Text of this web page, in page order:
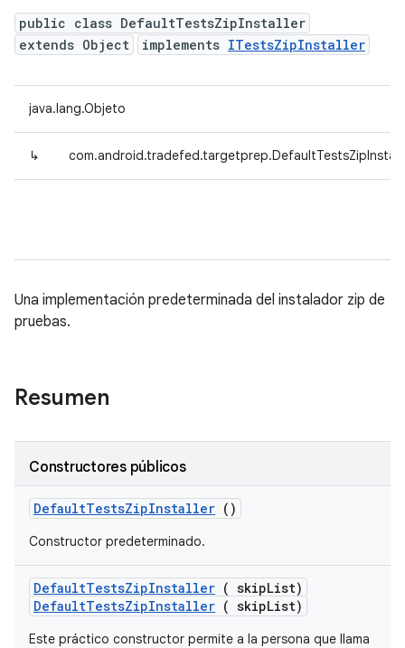
public class DefaultTestsZipInstaller
extends Object
implements ITestsZipInstaller
java.lang.Objeto
↳
Una implementación predeterminada del instalador zip de
pruebas.
Resumen
Constructores públicos
DefaultTestsZipInstaller ()
Constructor predeterminado.
DefaultTestsZipInstaller ( skipList)
DefaultTestsZipInstaller ( skipList)
Este práctico constructor permite a la persona que llama